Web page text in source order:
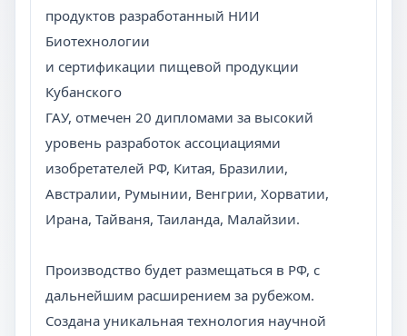
продуктов разработанный НИИ
Биотехнологии
и сертификации пищевой продукции
Кубанского
ГАУ, отмечен 20 дипломами за высокий
уровень разработок ассоциациями
изобретателей РФ, Китая, Бразилии,
Австралии, Румынии, Венгрии, Хорватии,
Ирана, Тайваня, Таиланда, Малайзии.
Производство будет размещаться в РФ, с
дальнейшим расширением за рубежом.
Создана уникальная технология научной